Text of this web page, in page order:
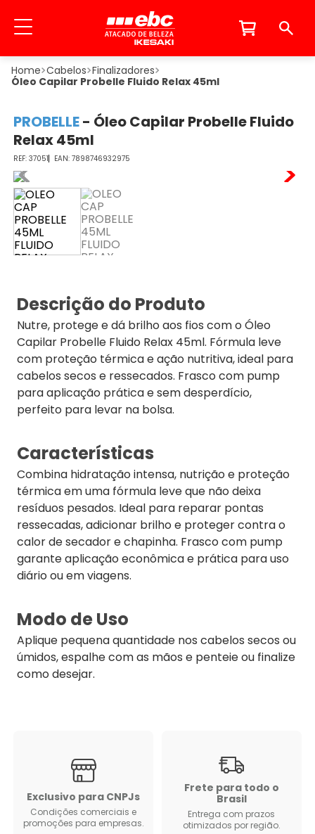
Cabelos Finalizadores
Óleo Capilar Probelle Fluido Relax 45ml
PROBELLE- Óleo Capilar Probelle Fluido
Relax 45ml
37051 7898746932975
Descrição do Produto
Nutre, protege e dá brilho aos fios com o Óleo
Capilar Probelle Fluido Relax 45ml. Fórmula leve
com proteção térmica e ação nutritiva, ideal para
cabelos secos e ressecados. Frasco com pump
para aplicação prática e sem desperdício,
perfeito para levar na bolsa.
Características
Combina hidratação intensa, nutrição e proteção
térmica em uma fórmula leve que não deixa
resíduos pesados. Ideal para reparar pontas
ressecadas, adicionar brilho e proteger contra o
calor de secador e chapinha. Frasco com pump
garante aplicação econômica e prática para uso
diário ou em viagens.
Modo de Uso
Aplique pequena quantidade nos cabelos secos ou
úmidos, espalhe com as mãos e penteie ou finalize
como desejar.
Exclusivo para CNPJs
Condições comerciais e
promoções para empresas.
Frete para todo o
Brasil
Entrega com prazos
otimizados por região.